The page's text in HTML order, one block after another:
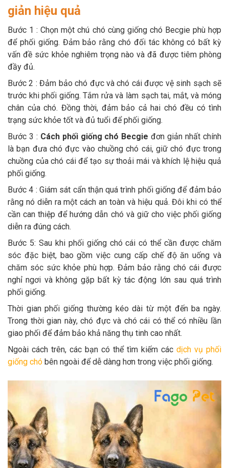
giản hiệu quả
Bước 1 : Chọn một chú chó cùng giống chó Becgie phù hợp
để phối giống. Đảm bảo rằng chó đối tác không có bất kỳ
vấn đề sức khỏe nghiêm trọng nào và đã được tiêm phòng
đầy đủ.
Bước 2 : Đảm bảo chó đực và chó cái được vệ sinh sạch sẽ
trước khi phối giống. Tắm rửa và làm sạch tai, mắt, và móng
chân của chó. Đồng thời, đảm bảo cả hai chó đều có tình
trạng sức khỏe tốt và đủ tuổi để phối giống.
Bước 3 : Cách phối giống chó Becgieđơn giản nhất chính
là bạn đưa chó đực vào chuồng chó cái, giữ chó đực trong
chuồng của chó cái để tạo sự thoải mái và khích lệ hiệu quả
phối giống.
Bước 4 : Giám sát cẩn thận quá trình phối giống để đảm bảo
rằng nó diễn ra một cách an toàn và hiệu quả. Đôi khi có thể
cần can thiệp để hướng dẫn chó và giữ cho việc phối giống
diễn ra đúng cách.
Bước 5: Sau khi phối giống chó cái có thể cần được chăm
sóc đặc biệt, bao gồm việc cung cấp chế độ ăn uống và
chăm sóc sức khỏe phù hợp. Đảm bảo rằng chó cái được
nghỉ ngơi và không gặp bất kỳ tác động lớn sau quá trình
phối giống.
Thời gian phối giống thường kéo dài từ một đến ba ngày.
Trong thời gian này, chó đực và chó cái có thể có nhiều lần
giao phối để đảm bảo khả năng thụ tinh cao nhất.
Ngoài cách trên, các bạn có thể tìm kiếm các dịch vụ phối
giống chó bên ngoài để dễ dàng hơn trong việc phối giống.